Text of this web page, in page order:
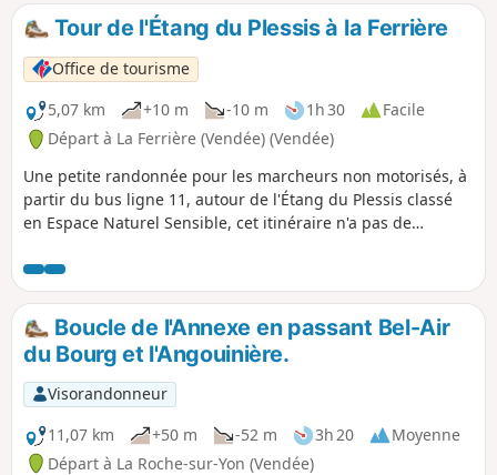
Tour de l'Étang du Plessis à la Ferrière
Office de tourisme
5,07 km
+10 m -10 m 1h 30
Facile
Départ à La Ferrière (Vendée) (Vendée)
Une petite randonnée pour les marcheurs non motorisés, à
partir du bus ligne 11, autour de l'Étang du Plessis classé
en Espace Naturel Sensible, cet itinéraire n'a pas de
bien aménagé. De nombreux panneaux pédagogiques sont
visibles autour de l'étang.
Boucle de l'Annexe en passant Bel-Air
du Bourg et l'Angouinière.
Visorandonneur
11,07 km
+50 m -52 m 3h 20
Moyenne
Départ à La Roche-sur-Yon (Vendée)